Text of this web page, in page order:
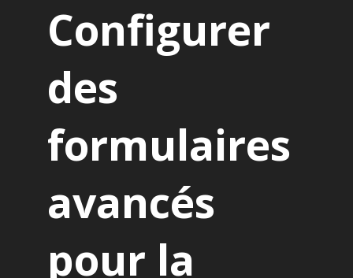
Configurer
des
formulaires
avancés
pour la